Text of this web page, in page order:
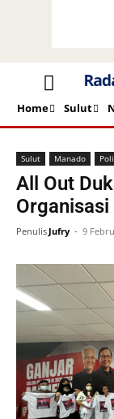
Home Sulut
Beranda Sulut
Sulut Manado
All Out
Organisasi
Penulis Jufry - 9